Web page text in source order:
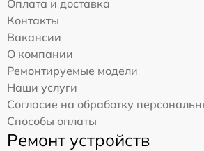
Оплата и доставка
Контакты
Вакансии
О компании
Ремонтируемые модели
Наши услуги
Согласие на обработку
Способы оплаты
Ремонт устройств